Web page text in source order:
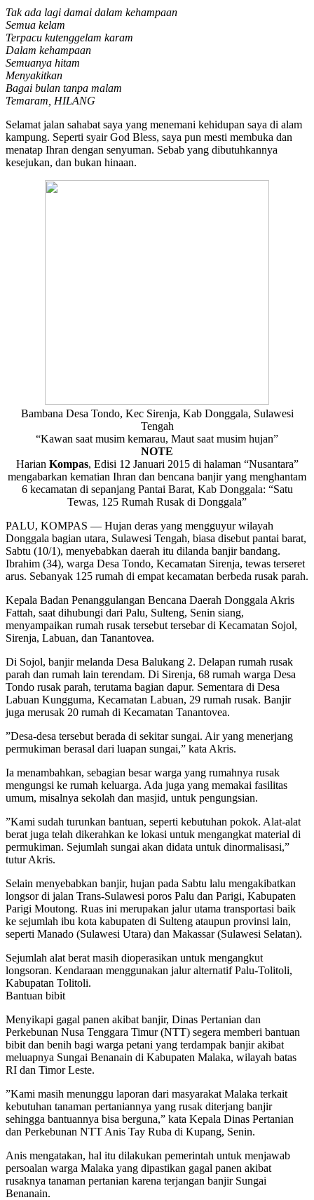
Tak ada lagi damai dalam kehampaan
Semua kelam
Terpacu kutenggelam karam
Dalam kehampaan
Semuanya hitam
Menyakitkan
Bagai bulan tanpa malam
Temaram, HILANG
Selamat jalan sahabat saya yang menemani kehidupan saya di alam
kampung. Seperti syair God Bless, saya pun mesti membuka dan
menatap Ihran dengan senyuman. Sebab yang dibutuhkannya
kesejukan, dan bukan hinaan.
Bambana Desa Tondo, Kec Sirenja, Kab Donggala, Sulawesi
Tengah
“Kawan saat musim kemarau, Maut saat musim hujan”
NOTE
Harian Kompas, Edisi 12 Januari 2015 di halaman “Nusantara”
mengabarkan kematian Ihran dan bencana banjir yang menghantam
6 kecamatan di sepanjang Pantai Barat, Kab Donggala: “Satu
Tewas, 125 Rumah Rusak di Donggala”
PALU, KOMPAS — Hujan deras yang mengguyur wilayah
Donggala bagian utara, Sulawesi Tengah, biasa disebut pantai barat,
Sabtu (10/1), menyebabkan daerah itu dilanda banjir bandang.
Ibrahim (34), warga Desa Tondo, Kecamatan Sirenja, tewas terseret
arus. Sebanyak 125 rumah di empat kecamatan berbeda rusak parah.
Kepala Badan Penanggulangan Bencana Daerah Donggala Akris
Fattah, saat dihubungi dari Palu, Sulteng, Senin siang,
menyampaikan rumah rusak tersebut tersebar di Kecamatan Sojol,
Sirenja, Labuan, dan Tanantovea.
Di Sojol, banjir melanda Desa Balukang 2. Delapan rumah rusak
parah dan rumah lain terendam. Di Sirenja, 68 rumah warga Desa
Tondo rusak parah, terutama bagian dapur. Sementara di Desa
Labuan Kungguma, Kecamatan Labuan, 29 rumah rusak. Banjir
juga merusak 20 rumah di Kecamatan Tanantovea.
”Desa-desa tersebut berada di sekitar sungai. Air yang menerjang
permukiman berasal dari luapan sungai,” kata Akris.
Ia menambahkan, sebagian besar warga yang rumahnya rusak
mengungsi ke rumah keluarga. Ada juga yang memakai fasilitas
umum, misalnya sekolah dan masjid, untuk pengungsian.
”Kami sudah turunkan bantuan, seperti kebutuhan pokok. Alat-alat
berat juga telah dikerahkan ke lokasi untuk mengangkat material di
permukiman. Sejumlah sungai akan didata untuk dinormalisasi,”
tutur Akris.
Selain menyebabkan banjir, hujan pada Sabtu lalu mengakibatkan
longsor di jalan Trans-Sulawesi poros Palu dan Parigi, Kabupaten
Parigi Moutong. Ruas ini merupakan jalur utama transportasi baik
ke sejumlah ibu kota kabupaten di Sulteng ataupun provinsi lain,
seperti Manado (Sulawesi Utara) dan Makassar (Sulawesi Selatan).
Sejumlah alat berat masih dioperasikan untuk mengangkut
longsoran. Kendaraan menggunakan jalur alternatif Palu-Tolitoli,
Kabupatan Tolitoli.
Bantuan bibit
Menyikapi gagal panen akibat banjir, Dinas Pertanian dan
Perkebunan Nusa Tenggara Timur (NTT) segera memberi bantuan
bibit dan benih bagi warga petani yang terdampak banjir akibat
meluapnya Sungai Benanain di Kabupaten Malaka, wilayah batas
RI dan Timor Leste.
”Kami masih menunggu laporan dari masyarakat Malaka terkait
kebutuhan tanaman pertaniannya yang rusak diterjang banjir
sehingga bantuannya bisa berguna,” kata Kepala Dinas Pertanian
dan Perkebunan NTT Anis Tay Ruba di Kupang, Senin.
Anis mengatakan, hal itu dilakukan pemerintah untuk menjawab
persoalan warga Malaka yang dipastikan gagal panen akibat
rusaknya tanaman pertanian karena terjangan banjir Sungai
Benanain.